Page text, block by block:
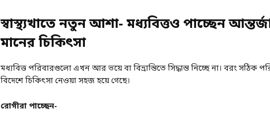
স্বাস্থ্যখাতে নতুন আশা- মধ্যবিত্তও পাচ্ছেন
মানের চিকিৎসা
মধ্যবিত্ত পরিবারগুলো এখন আর ভয়ে বা বিভ্রান্তিতে সিদ্ধান্ত নিচ্ছে না। বরং সঠিক
বিদেশে চিকিৎসা নেওয়া সহজ হয়ে গেছে।
রোগীরা পাচ্ছেন-